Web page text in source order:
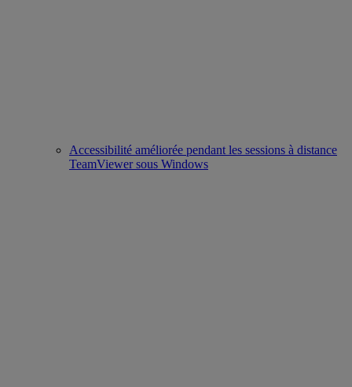
Accessibilité améliorée pendant les sessions à distance
TeamViewer sous Windows